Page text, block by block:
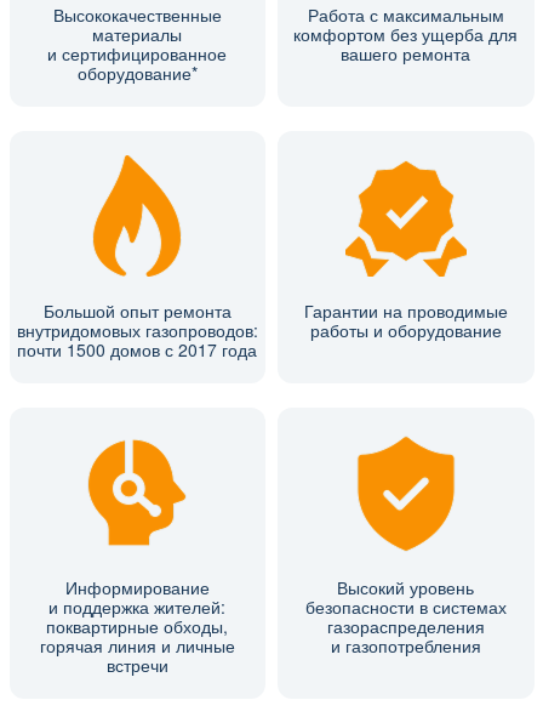
Высококачественные
материалы
и сертифицированное
оборудование*
Работа с максимальным
комфортом без ущерба для
вашего ремонта
Большой опыт ремонта
внутридомовых газопроводов:
почти 1500 домов с 2017 года
Гарантии на проводимые
работы и оборудование
Информирование
и поддержка жителей:
поквартирные обходы,
горячая линия и личные
встречи
Высокий уровень
безопасности в системах
газораспределения
и газопотребления